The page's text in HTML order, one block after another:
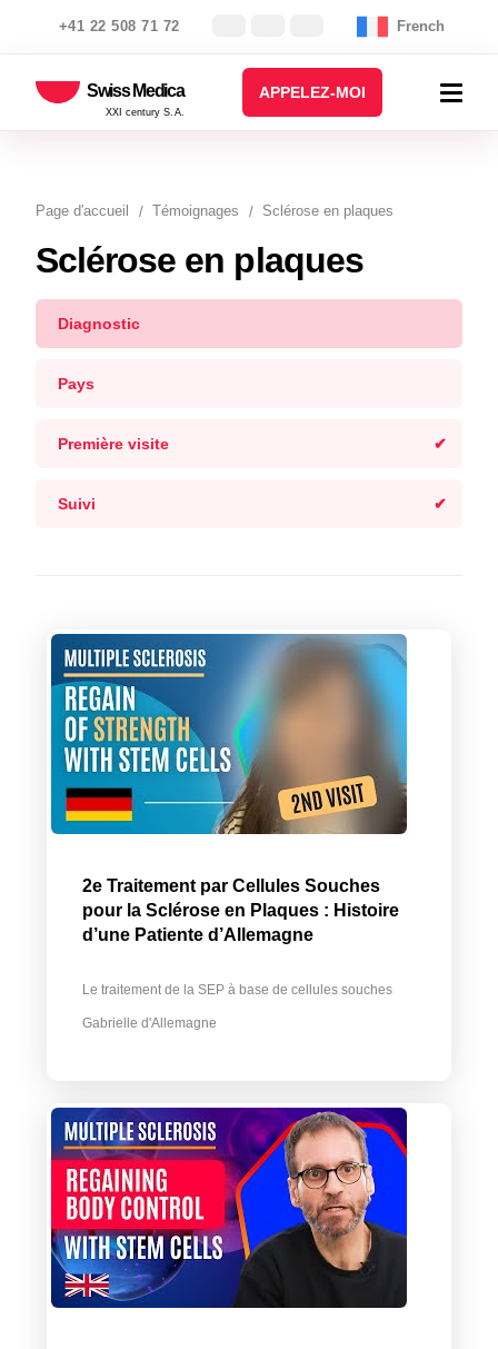
+41 22 508 71 72 French
Swiss Medica
XXI century S.A.
APPELEZ-MOI
Page d′accueil Témoignages Sclérose en plaques
Sclérose en plaques
Diagnostic
Pays
Première visite
Suivi
2e Traitement par Cellules Souches
pour la Sclérose en Plaques : Histoire
d’une Patiente d’Allemagne
Le traitement de la SEP à base de cellules souches
Gabrielle d'Allemagne